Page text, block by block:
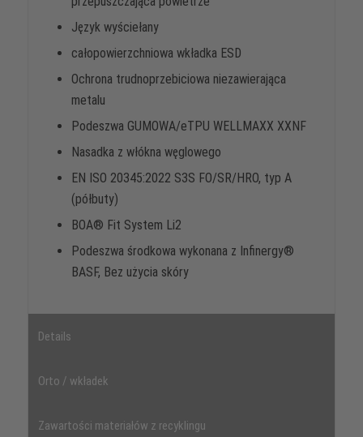
Język wyściełany
całopowierzchniowa wkładka ESD
Ochrona trudnoprzebiciowa niezawierająca
metalu
Podeszwa GUMOWA/eTPU WELLMAXX XXNF
Nasadka z włókna węglowego
EN ISO 20345:2022 S3S FO/SR/HRO, typ A
(półbuty)
BOA® Fit System Li2
Podeszwa środkowa wykonana z Infinergy®
BASF, Bez użycia skóry
Details
Orto / wkładek
Zawartości materiałów z recyklingu